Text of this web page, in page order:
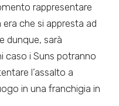
rappresentare
che si appresta ad
dunque, sarà
caso i Suns potranno
l’assalto a
in una franchigia in